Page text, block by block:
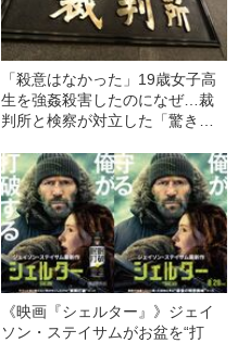
「殺意はなかった」19歳女子高
生を強姦殺害したのになぜ…裁
判所と検察が対立した「驚きの
《映画『シェルター』》ジェイ
ソン・ステイサムがお盆を“打